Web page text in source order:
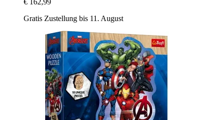
€ 162,99
Gratis Zustellung bis 11. August